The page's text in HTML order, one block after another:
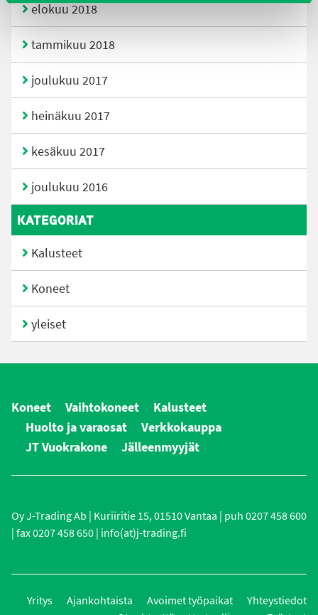
elokuu 2018
tammikuu 2018
joulukuu 2017
heinäkuu 2017
kesäkuu 2017
joulukuu 2016
KATEGORIAT
Kalusteet
Koneet
yleiset
Koneet Vaihtokoneet
Kalusteet
Huolto ja varaosat
Verkkokauppa
JT Vuokrakone
Jälleenmyyjät
Oy J-Trading Ab | Kuriiritie 15, 01510 Vantaa | puh 0207 458 600
| fax 0207 458 650 | info(at)j-trading.fi
Yritys Ajankohtaista Avoimet työpaikat
Yhteystiedot